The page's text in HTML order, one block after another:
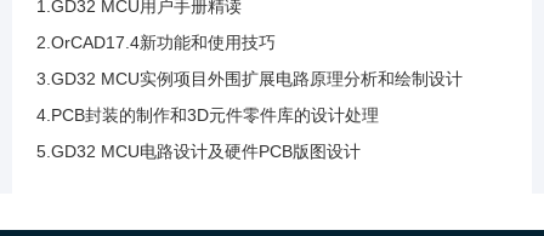
90.带状线和微带线的阻抗控制与计算器的参数
则解读及常用规则
1.GD32 MCU用户手册精读
2.OrCAD17.4新功能和使用技巧
3.GD32 MCU实例项目外围扩展电路原理分析和绘制设计
4.PCB封装的制作和3D元件零件库的设计处理
5.GD32 MCU电路设计及硬件PCB版图设计